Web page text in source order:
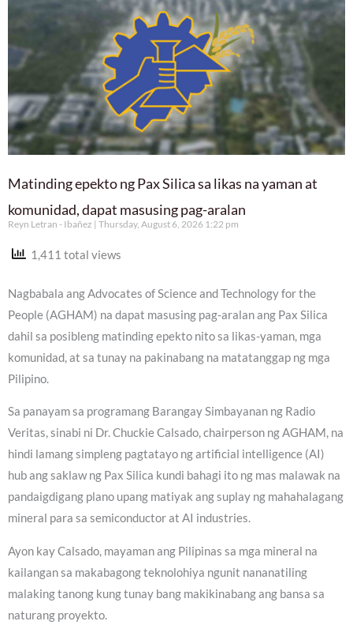
Matinding epekto ng Pax Silica sa likas na yaman at
komunidad, dapat masusing pag-aralan
Reyn Letran - Ibañez Thursday, August 6, 2026 1:22 pm
1,411 total views
Nagbabala ang Advocates of Science and Technology for the
People (AGHAM) na dapat masusing pag-aralan ang Pax Silica
dahil sa posibleng matinding epekto nito sa likas-yaman, mga
komunidad, at sa tunay na pakinabang na matatanggap ng mga
Pilipino.
Sa panayam sa programang Barangay Simbayanan ng Radio
Veritas, sinabi ni Dr. Chuckie Calsado, chairperson ng AGHAM, na
hindi lamang simpleng pagtatayo ng artificial intelligence (AI)
hub ang saklaw ng Pax Silica kundi bahagi ito ng mas malawak na
pandaigdigang plano upang matiyak ang suplay ng mahahalagang
mineral para sa semiconductor at AI industries.
Ayon kay Calsado, mayaman ang Pilipinas sa mga mineral na
kailangan sa makabagong teknolohiya ngunit nananatiling
malaking tanong kung tunay bang makikinabang ang bansa sa
naturang proyekto.